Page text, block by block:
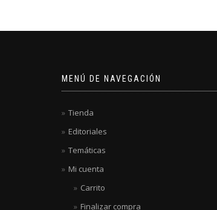
MENÚ DE NAVEGACIÓN
Tienda
Editoriales
Temáticas
Mi cuenta
Carrito
Finalizar compra